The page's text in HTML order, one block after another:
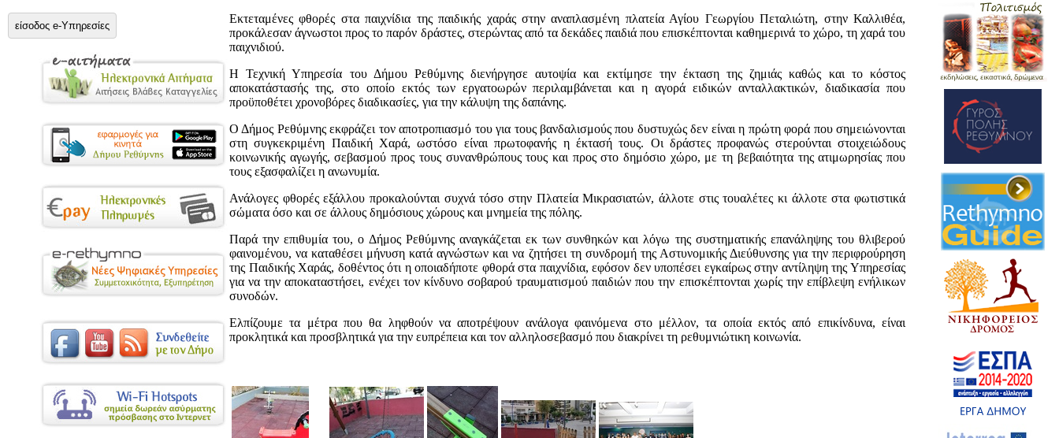
είσοδος e-Υπηρεσίες
Εκτεταμένες φθορές στα παιχνίδια της παιδικής χαράς στην αναπλασμένη πλατεία Αγίου Γεωργίου Πεταλιώτη, στην Καλλιθέα,
προκάλεσαν άγνωστοι προς το παρόν δράστες, στερώντας από τα δεκάδες παιδιά που επισκέπτονται καθημερινά το χώρο, τη χαρά του
παιχνιδιού.
Η Τεχνική Υπηρεσία του Δήμου Ρεθύμνης διενήργησε αυτοψία και εκτίμησε την έκταση της ζημιάς καθώς και το κόστος
αποκατάστασής της, στο οποίο εκτός των εργατοωρών περιλαμβάνεται και η αγορά ειδικών ανταλλακτικών, διαδικασία που
προϋποθέτει χρονοβόρες διαδικασίες, για την κάλυψη της δαπάνης.
Ο Δήμος Ρεθύμνης εκφράζει τον αποτροπιασμό του για τους βανδαλισμούς που δυστυχώς δεν είναι η πρώτη φορά που σημειώνονται
στη συγκεκριμένη Παιδική Χαρά, ωστόσο είναι πρωτοφανής η έκτασή τους. Οι δράστες προφανώς στερούνται στοιχειώδους
κοινωνικής αγωγής, σεβασμού προς τους συνανθρώπους τους και προς στο δημόσιο χώρο, με τη βεβαιότητα της ατιμωρησίας που
τους εξασφαλίζει η ανωνυμία.
Ανάλογες φθορές εξάλλου προκαλούνται συχνά τόσο στην Πλατεία Μικρασιατών, άλλοτε στις τουαλέτες κι άλλοτε στα φωτιστικά
σώματα όσο και σε άλλους δημόσιους χώρους και μνημεία της πόλης.
Παρά την επιθυμία του, ο Δήμος Ρεθύμνης αναγκάζεται εκ των συνθηκών και λόγω της συστηματικής επανάληψης του θλιβερού
φαινομένου, να καταθέσει μήνυση κατά αγνώστων και να ζητήσει τη συνδρομή της Αστυνομικής Διεύθυνσης για την περιφρούρηση
της Παιδικής Χαράς, δοθέντος ότι η οποιαδήποτε φθορά στα παιχνίδια, εφόσον δεν υποπέσει εγκαίρως στην αντίληψη της Υπηρεσίας
για να την αποκαταστήσει, ενέχει τον κίνδυνο σοβαρού τραυματισμού παιδιών που την επισκέπτονται χωρίς την επίβλεψη ενήλικων
συνοδών.
Ελπίζουμε τα μέτρα που θα ληφθούν να αποτρέψουν ανάλογα φαινόμενα στο μέλλον, τα οποία εκτός από επικίνδυνα, είναι
προκλητικά και προσβλητικά για την ευπρέπεια και τον αλληλοσεβασμό που διακρίνει τη ρεθυμνιώτικη κοινωνία.